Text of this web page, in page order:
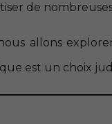
de
allons
est un choix